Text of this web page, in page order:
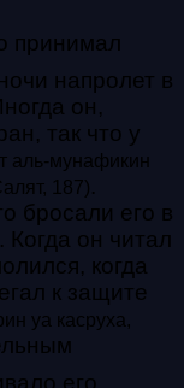
напролет в
он,
так что у
мунафикин
187).
бросали его в
он читал
когда
к защите
уа касруха,